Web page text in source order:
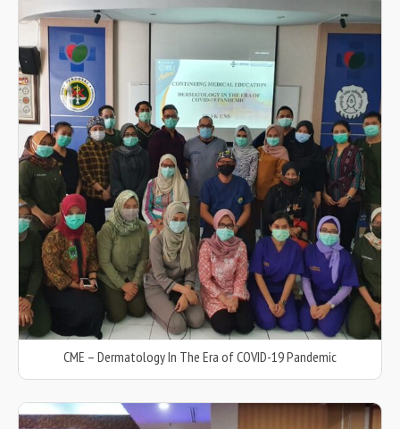
CME – Dermatology In The Era of COVID-19 Pandemic